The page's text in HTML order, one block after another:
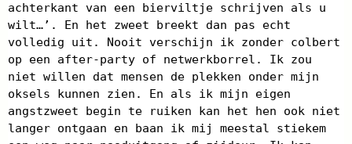
achterkant van een bierviltje schrijven als u
wilt…’. En het zweet breekt dan pas echt
volledig uit. Nooit verschijn ik zonder colbert
op een after-party of netwerkborrel. Ik zou
niet willen dat mensen de plekken onder mijn
oksels kunnen zien. En als ik mijn eigen
angstzweet begin te ruiken kan het hen ook niet
langer ontgaan en baan ik mij meestal stiekem